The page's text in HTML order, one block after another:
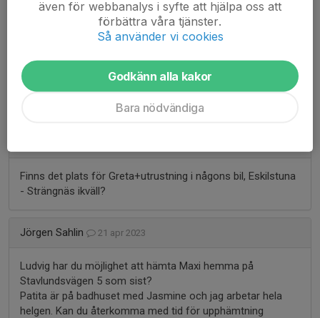
17 maj 2024
// Jana :-)
Finns det plats för Greta+utrustning i någons bil, Eskilstuna
- Strängnäs ikväll?
Jörgen Sahlin 21 apr 2023
Ludvig har du möjlighet att hämta Maxi hemma på
Stavlundsvägen 5 som sist?
Patita är på badhuset med Jasmine och jag arbetar hela
helgen. Kan du återkomma med tid för upphämtning
även för webbanalys i syfte att hjälpa oss att
förbättra våra tjänster.
Så använder vi cookies
Godkänn alla kakor
Bara nödvändiga